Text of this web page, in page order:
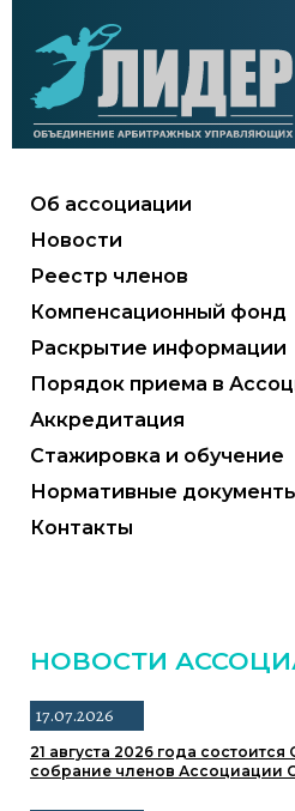
Об ассоциации
Новости
Реестр членов
Компенсационный фонд
Раскрытие информации
Порядок приема в
Аккредитация
Стажировка и обучение
Нормативные
Контакты
НОВОСТИ
17.07.2026
21 августа 2026 года
собрание членов Ассоциации